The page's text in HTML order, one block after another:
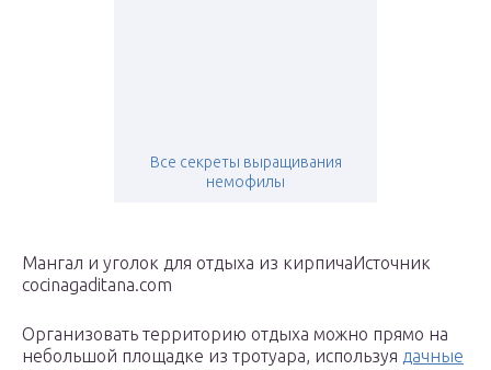
Все секреты выращивания
немофилы
Мангал и уголок для отдыха из кирпичаИсточник
cocinagaditana.com
Организовать территорию отдыха можно прямо на
небольшой площадке из тротуара, используя дачные